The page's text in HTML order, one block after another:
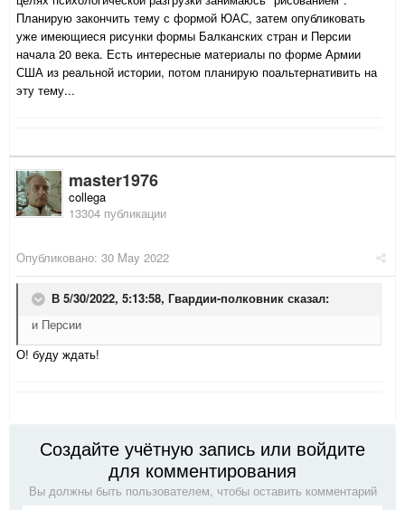
Планирую закончить тему с формой ЮАС, затем опубликовать
уже имеющиеся рисунки формы Балканских стран и Персии
начала 20 века. Есть интересные материалы по форме Армии
США из реальной истории, потом планирую поальтернативить на
эту тему...
master1976
collega
13304 публикации
Опубликовано: 30 May 2022
В 5/30/2022, 5:13:58, Гвардии-полковник сказал:
и Персии
О! буду ждать!
Создайте учётную запись или войдите
для комментирования
Вы должны быть пользователем, чтобы оставить комментарий